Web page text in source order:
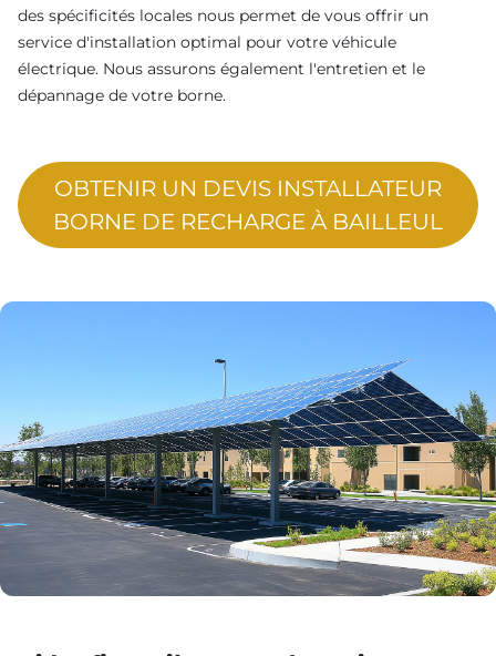
des spécificités locales nous permet de vous offrir un
service d'installation optimal pour votre véhicule
électrique. Nous assurons également l'entretien et le
dépannage de votre borne.
OBTENIR UN DEVIS INSTALLATEUR
BORNE DE RECHARGE À BAILLEUL